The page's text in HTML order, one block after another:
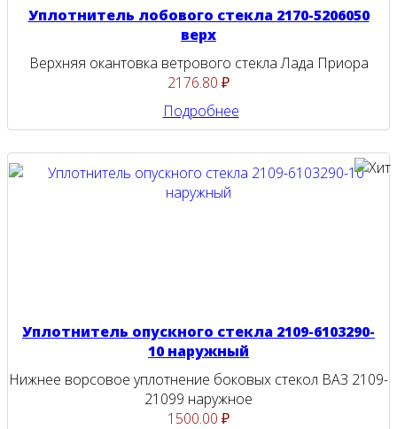
Уплотнитель лобового стекла 2170-5206050
верх
Верхняя окантовка ветрового стекла Лада Приора
2176.80 ₽
Подробнее
Уплотнитель опускного стекла 2109-6103290-
10 наружный
Нижнее ворсовое уплотнение боковых стекол ВАЗ 2109-
21099 наружное
1500.00 ₽